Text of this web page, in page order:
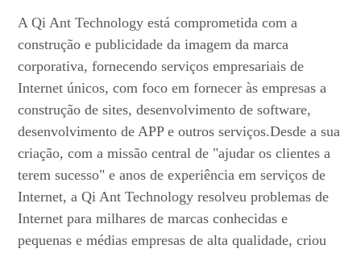
A Qi Ant Technology está comprometida com a
construção e publicidade da imagem da marca
corporativa, fornecendo serviços empresariais de
Internet únicos, com foco em fornecer às empresas a
construção de sites, desenvolvimento de software,
desenvolvimento de APP e outros serviços.Desde a sua
criação, com a missão central de "ajudar os clientes a
terem sucesso" e anos de experiência em serviços de
Internet, a Qi Ant Technology resolveu problemas de
Internet para milhares de marcas conhecidas e
pequenas e médias empresas de alta qualidade, criou